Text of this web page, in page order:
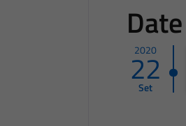
Date
2020
22
Set